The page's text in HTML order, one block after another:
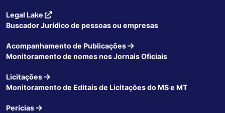
Legal Lake
Buscador Jurídico de pessoas ou empresas
Acompanhamento de Publicações
Monitoramento de nomes nos Jornais Oficiais
Licitações
Monitoramento de Editais de Licitações do MS e MT
Perícias